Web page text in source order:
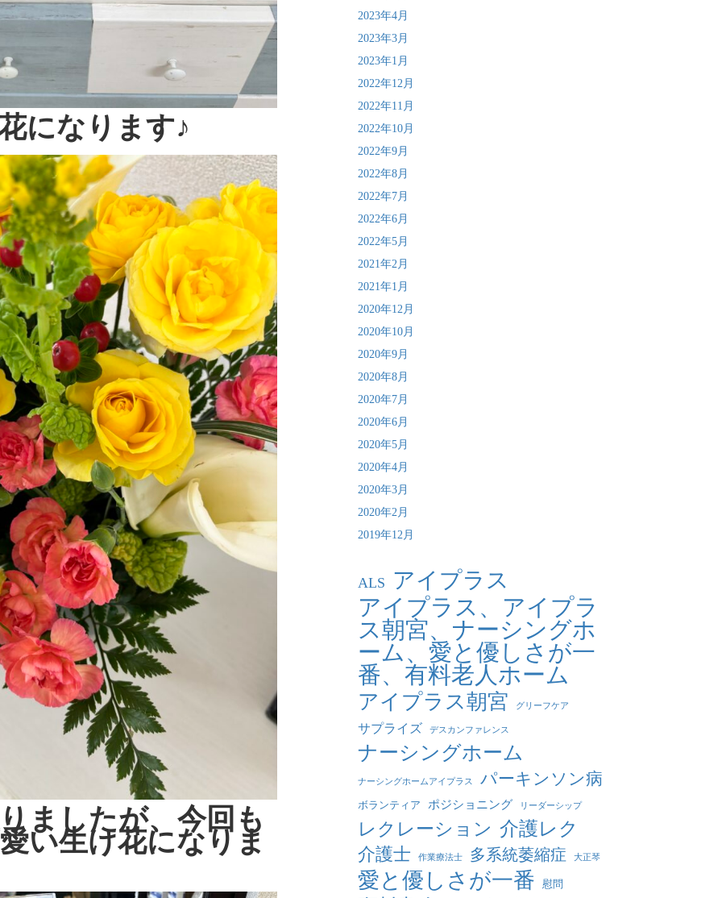
になります♪
ましたが、今回も
い生け花になりま
2023年4月
2023年3月
2023年1月
2022年12月
2022年11月
2022年10月
2022年9月
2022年8月
2022年7月
2022年6月
2022年5月
2021年2月
2021年1月
2020年12月
2020年10月
2020年9月
2020年8月
2020年7月
2020年6月
2020年5月
2020年4月
2020年3月
2020年2月
2019年12月
ALS アイプラス
アイプラス、アイプラ
ス朝宮、ナーシングホ
ーム、愛と優しさが一
番、有料老人ホーム
アイプラス朝宮 グリーフケア
サプライズ デスカンファレンス
ナーシングホーム
ナーシングホームアイプラス パーキンソン病
ボランティア ポジショニング リーダーシップ
レクレーション 介護レク
介護士 作業療法士 多系統萎縮症 大正琴
愛と優しさが一番 慰問